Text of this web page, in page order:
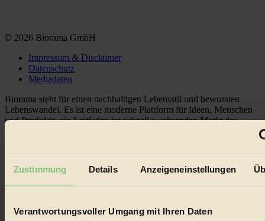
Zustimmung Details Anzeigeneinstellungen
Verantwortungsvoller Umgang mit Ihren Daten
© 2026 Biorama GmbH
Impressum & Disclaimer
Datenschutz
Mediadaten
Biorama steht für einen nachhaltigen Lebensstil und bewussten
Lebenswandel. Es ist eine moderne Plattform für Ideen, Menschen
und Produkte, ein Leitfaden im schnell wachsenden Markt des
22.601 Fans auf Facebook